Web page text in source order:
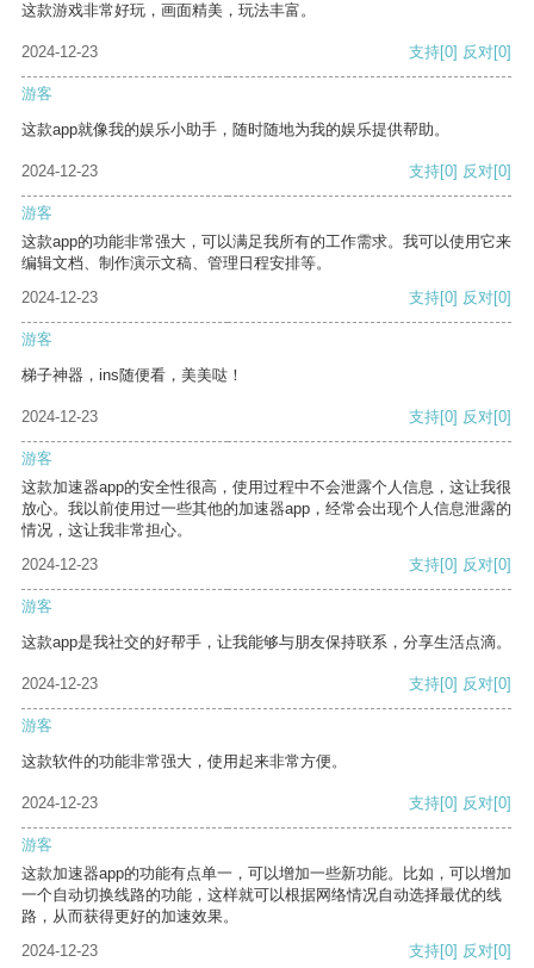
这款游戏非常好玩，画面精美，玩法丰富。
2024-12-23 支持[0] 反对[0]
游客
这款app就像我的娱乐小助手，随时随地为我的娱乐提供帮助。
2024-12-23 支持[0] 反对[0]
游客
这款app的功能非常强大，可以满足我所有的工作需求。我可以使用它来
编辑文档、制作演示文稿、管理日程安排等。
2024-12-23
支持[0] 反对[0]
游客
梯子神器，ins随便看，美美哒！
2024-12-23 支持[0] 反对[0]
游客
这款加速器app的安全性很高，使用过程中不会泄露个人信息，这让我很
放心。我以前使用过一些其他的加速器app，经常会出现个人信息泄露的
情况，这让我非常担心。
2024-12-23
支持[0] 反对[0]
游客
这款app是我社交的好帮手，让我能够与朋友保持联系，分享生活点滴。
2024-12-23 支持[0] 反对[0]
游客
这款软件的功能非常强大，使用起来非常方便。
2024-12-23 支持[0] 反对[0]
游客
这款加速器app的功能有点单一，可以增加一些新功能。比如，可以增加
一个自动切换线路的功能，这样就可以根据网络情况自动选择最优的线
路，从而获得更好的加速效果。
2024-12-23
支持[0] 反对[0]